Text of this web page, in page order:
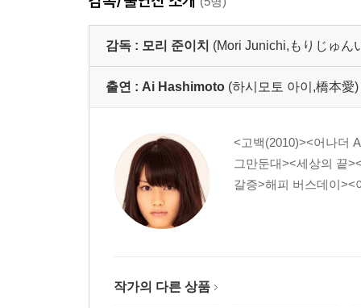
감독 : 모리 준이치 (Mori Junichi,もりじゅん
출연 : Ai Hashimoto (하시모토 아이,橋本愛)
<고백(2010)><어나더
그만둔대><세상의 끝
갈증>해피 버스데이><
작가의 다른 상품